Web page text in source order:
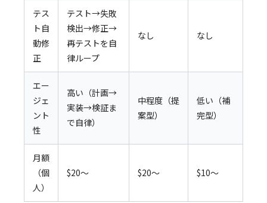
テス
ト自
動修
正
テスト→失敗
検出→修正→
再テストを自
律ループ
なし なし
エー
ジェ
ント
性
高い（計画→
実装→検証ま
で自律）
中程度（提
案型）
低い（補
完型）
月額
（個
人）
$20〜 $20〜 $10〜